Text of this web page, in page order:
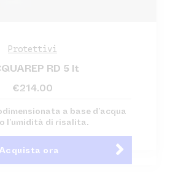
Protettivi
RD 5 lt
€214.00
a base d’acqua
l’umidità di risalita.
Acquista ora